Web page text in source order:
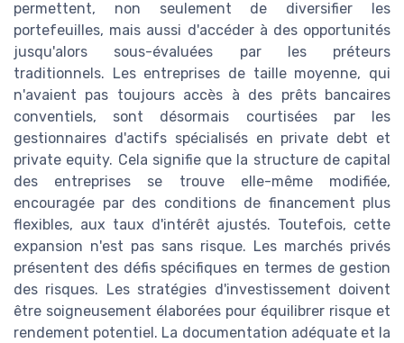
permettent, non seulement de diversifier les
portefeuilles, mais aussi d'accéder à des opportunités
jusqu'alors sous-évaluées par les préteurs
traditionnels. Les entreprises de taille moyenne, qui
n'avaient pas toujours accès à des prêts bancaires
conventiels, sont désormais courtisées par les
gestionnaires d'actifs spécialisés en private debt et
private equity. Cela signifie que la structure de capital
des entreprises se trouve elle-même modifiée,
encouragée par des conditions de financement plus
flexibles, aux taux d'intérêt ajustés. Toutefois, cette
expansion n'est pas sans risque. Les marchés privés
présentent des défis spécifiques en termes de gestion
des risques. Les stratégies d'investissement doivent
être soigneusement élaborées pour équilibrer risque et
rendement potentiel. La documentation adéquate et la